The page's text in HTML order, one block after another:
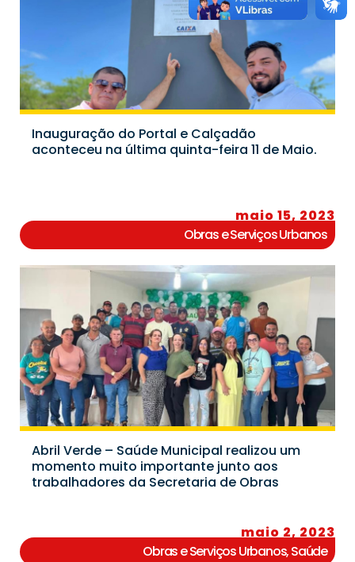
Inauguração do Portal e Calçadão
aconteceu na última quinta-feira 11 de Maio.
maio 15, 2023
Obras e Serviços Urbanos
Abril Verde – Saúde Municipal realizou um
momento muito importante junto aos
trabalhadores da Secretaria de Obras
maio 2, 2023
Obras e Serviços Urbanos,Saúde